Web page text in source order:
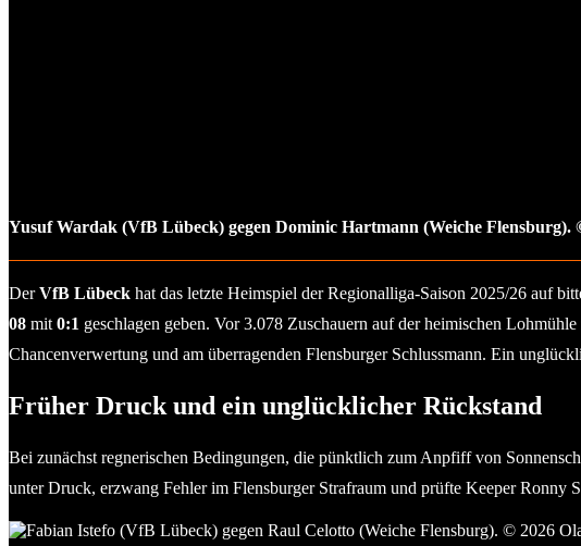
Yusuf Wardak (VfB Lübeck) gegen Dominic Hartmann (Weiche Flensburg).
DerVfB Lübeck hat das letzte Heimspiel der Regionalliga-Saison 2025/26 auf
08 mit 0:1 geschlagen geben. Vor 3.078 Zuschauern auf der heimischen
Chancenverwertung und am überragenden Flensburger Schlussmann. Ein
Früher Druck und ein unglücklicher Rückstand
Bei zunächst regnerischen Bedingungen, die pünktlich zum Anpfiff von
unter Druck, erzwang Fehler im Flensburger Strafraum und prüfte Keeper Ronny